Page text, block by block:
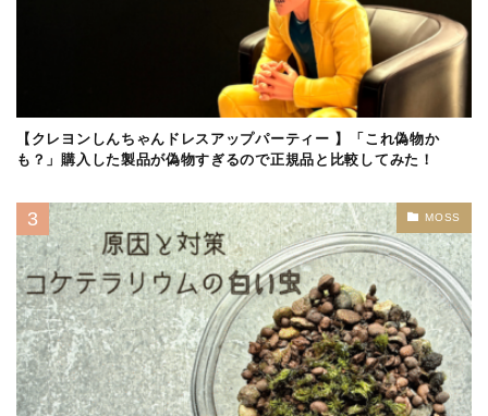
【クレヨンしんちゃんドレスアップパーティー 】「これ偽物か
も？」購入した製品が偽物すぎるので正規品と比較してみた！
MOSS